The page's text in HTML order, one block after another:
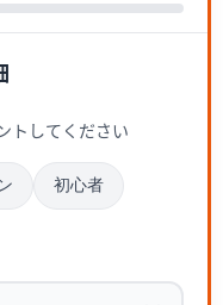
トしてください
初心者